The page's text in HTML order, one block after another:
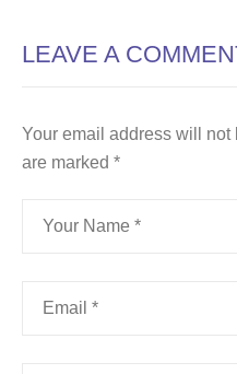
LEAVE A
Your email address will not
are marked *